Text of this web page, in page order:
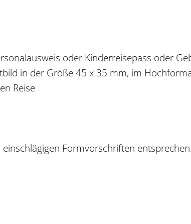
oder Kinderreisepass oder
in der Größe 45 x 35 mm, im
Reise
Formvorschriften